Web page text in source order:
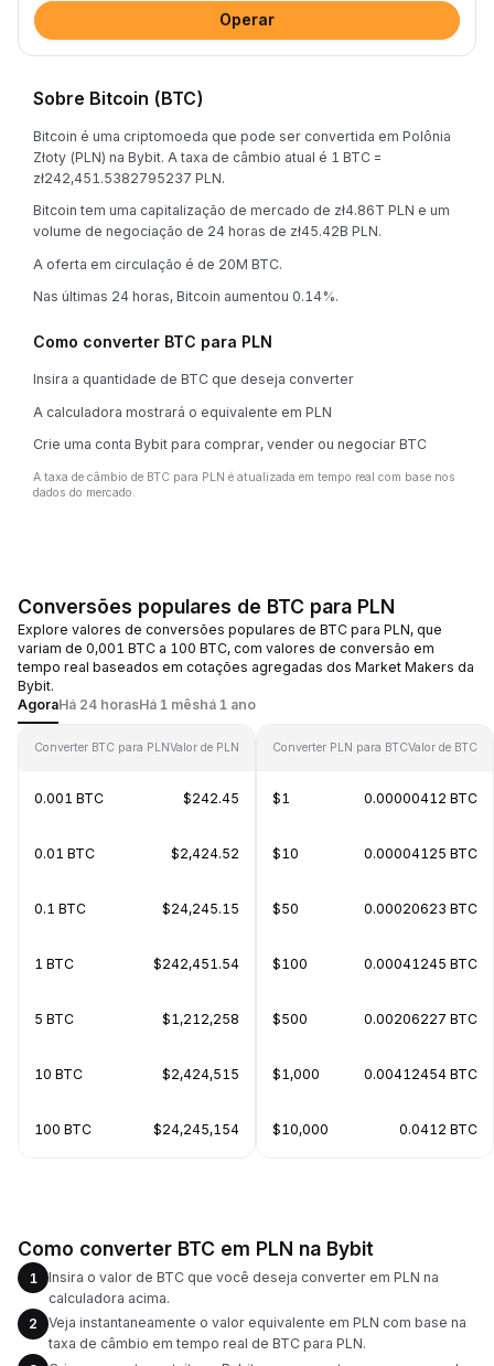
Operar
Sobre Bitcoin (BTC)
Bitcoin é uma criptomoeda que pode ser convertida em Polônia
Złoty (PLN) na Bybit. A taxa de câmbio atual é 1 BTC =
zł242,451.5382795237 PLN.
Bitcoin tem uma capitalização de mercado de zł4.86T PLN e um
volume de negociação de 24 horas de zł45.42B PLN.
A oferta em circulação é de 20M BTC.
Nas últimas 24 horas, Bitcoin aumentou 0.14%.
Como converter BTC para PLN
Insira a quantidade de BTC que deseja converter
A calculadora mostrará o equivalente em PLN
Crie uma conta Bybit para comprar, vender ou negociar BTC
A taxa de câmbio de BTC para PLN é atualizada em tempo real com base nos
dados do mercado.
Conversões populares de BTC para PLN
Explore valores de conversões populares de BTC para PLN, que
variam de 0,001 BTC a 100 BTC, com valores de conversão em
tempo real baseados em cotações agregadas dos Market Makers da
Bybit.
AgoraHá 24 horasHá 1 mêshá 1 ano
Converter BTC para PLNValor de PLN
0.001 BTC $242.45
0.01 BTC $2,424.52
0.1 BTC $24,245.15
1 BTC $242,451.54
5 BTC $1,212,258
10 BTC $2,424,515
100 BTC $24,245,154
Converter PLN para BTCValor de BTC
$1 0.00000412 BTC
$10 0.00004125 BTC
$50 0.00020623 BTC
$100 0.00041245 BTC
$500 0.00206227 BTC
$1,000 0.00412454 BTC
$10,000 0.0412 BTC
Como converter BTC em PLN na Bybit
1
Insira o valor de BTC que você deseja converter em PLN na
calculadora acima.
2
Veja instantaneamente o valor equivalente em PLN com base na
taxa de câmbio em tempo real de BTC para PLN.